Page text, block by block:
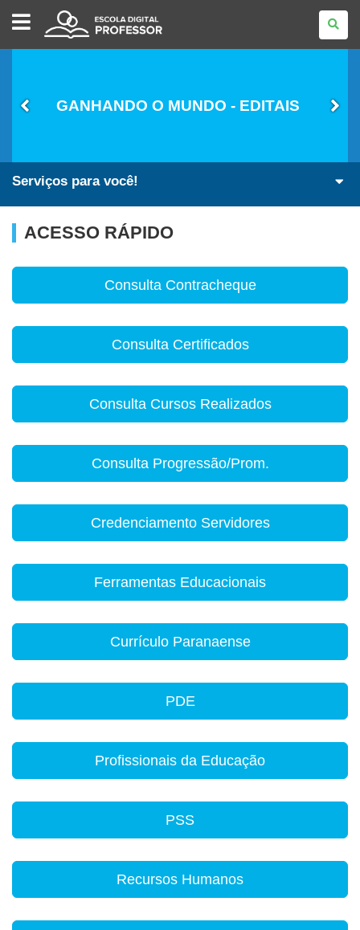
ESCOLA
DIGITAL
-
PROFESSOR
GANHANDO O MUNDO - EDITAIS
Serviços para você!
ACESSO RÁPIDO
Consulta Contracheque
Consulta Certificados
Consulta Cursos Realizados
Consulta Progressão/Prom.
Credenciamento Servidores
Ferramentas Educacionais
Currículo Paranaense
PDE
Profissionais da Educação
PSS
Recursos Humanos